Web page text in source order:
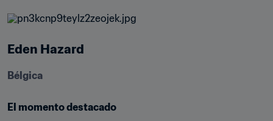
Eden Hazard
Bélgica
El momento destacado